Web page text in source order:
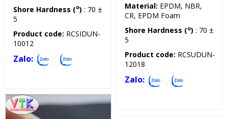
Shore Hardness (o) : 70 ±
5
Product code: RCSIDUN-
10012
Zalo:
Material: EPDM, NBR,
CR, EPDM Foam
Shore Hardness (o) : 70 ±
5
Product code: RCSUDUN-
12018
Zalo: